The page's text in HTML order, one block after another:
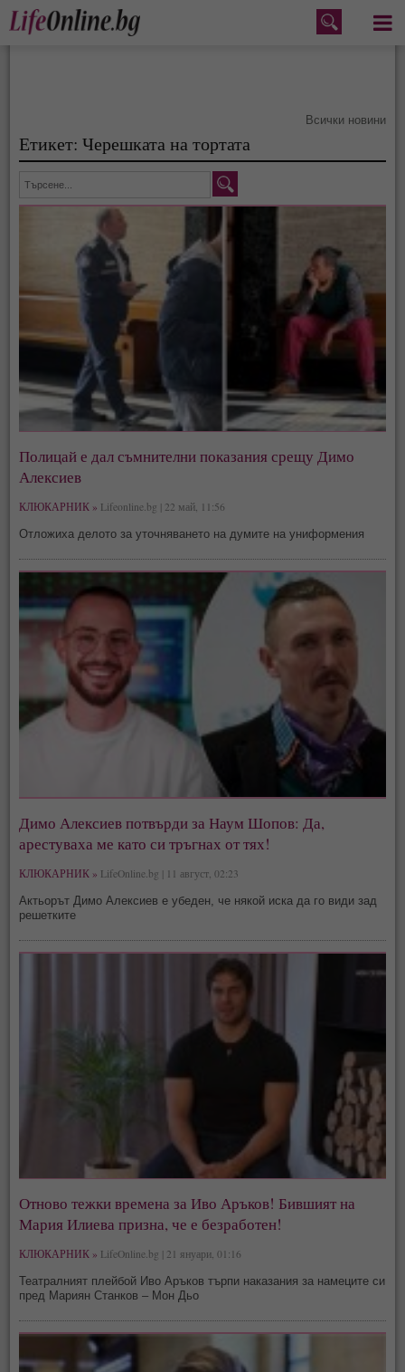
Меню
Всички новини
Етикет: Черешката на тортата
Полицай е дал съмнителни показания срещу Димо
Алексиев
КЛЮКАРНИК » Lifeonline.bg | 22 май, 11:56
Отложиха делото за уточняването на думите на униформения
Димо Алексиев потвърди за Наум Шопов: Да,
арестуваха ме като си тръгнах от тях!
КЛЮКАРНИК » LifeOnline.bg | 11 август, 02:23
Актьорът Димо Алексиев е убеден, че някой иска да го види зад
решетките
Отново тежки времена за Иво Аръков! Бившият на
Мария Илиева призна, че е безработен!
КЛЮКАРНИК » LifeOnline.bg | 21 януари, 01:16
Театралният плейбой Иво Аръков търпи наказания за намеците си
пред Мариян Станков – Мон Дьо